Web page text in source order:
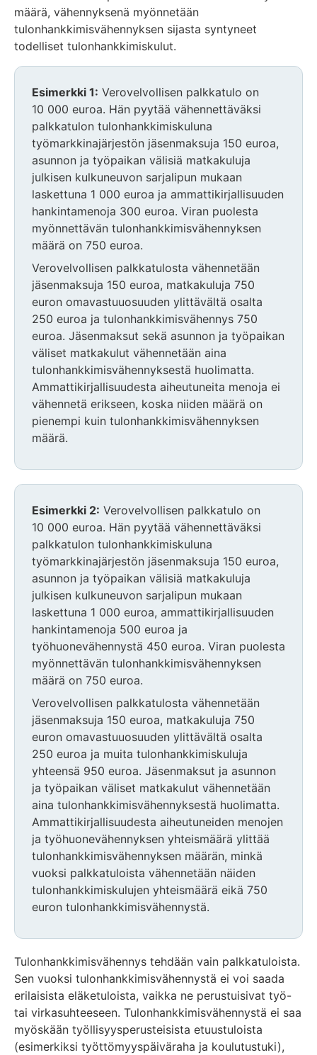
määrä, vähennyksenä myönnetään
tulonhankkimisvähennyksen sijasta syntyneet
todelliset tulonhankkimiskulut.
Esimerkki 1: Verovelvollisen palkkatulo on
10 000 euroa. Hän pyytää vähennettäväksi
palkkatulon tulonhankkimiskuluna
työmarkkinajärjestön jäsenmaksuja 150 euroa,
asunnon ja työpaikan välisiä matkakuluja
julkisen kulkuneuvon sarjalipun mukaan
laskettuna 1 000 euroa ja ammattikirjallisuuden
hankintamenoja 300 euroa. Viran puolesta
myönnettävän tulonhankkimisvähennyksen
määrä on 750 euroa.
Verovelvollisen palkkatulosta vähennetään
jäsenmaksuja 150 euroa, matkakuluja 750
euron omavastuuosuuden ylittävältä osalta
250 euroa ja tulonhankkimisvähennys 750
euroa. Jäsenmaksut sekä asunnon ja työpaikan
väliset matkakulut vähennetään aina
tulonhankkimisvähennyksestä huolimatta.
Ammattikirjallisuudesta aiheutuneita menoja ei
vähennetä erikseen, koska niiden määrä on
pienempi kuin tulonhankkimisvähennyksen
määrä.
Esimerkki 2: Verovelvollisen palkkatulo on
10 000 euroa. Hän pyytää vähennettäväksi
palkkatulon tulonhankkimiskuluna
työmarkkinajärjestön jäsenmaksuja 150 euroa,
asunnon ja työpaikan välisiä matkakuluja
julkisen kulkuneuvon sarjalipun mukaan
laskettuna 1 000 euroa, ammattikirjallisuuden
hankintamenoja 500 euroa ja
työhuonevähennystä 450 euroa. Viran puolesta
myönnettävän tulonhankkimisvähennyksen
määrä on 750 euroa.
Verovelvollisen palkkatulosta vähennetään
jäsenmaksuja 150 euroa, matkakuluja 750
euron omavastuuosuuden ylittävältä osalta
250 euroa ja muita tulonhankkimiskuluja
yhteensä 950 euroa. Jäsenmaksut ja asunnon
ja työpaikan väliset matkakulut vähennetään
aina tulonhankkimisvähennyksestä huolimatta.
Ammattikirjallisuudesta aiheutuneiden menojen
ja työhuonevähennyksen yhteismäärä ylittää
tulonhankkimisvähennyksen määrän, minkä
vuoksi palkkatuloista vähennetään näiden
tulonhankkimiskulujen yhteismäärä eikä 750
euron tulonhankkimisvähennystä.
Tulonhankkimisvähennys tehdään vain palkkatuloista.
Sen vuoksi tulonhankkimisvähennystä ei voi saada
erilaisista eläketuloista, vaikka ne perustuisivat työ-
tai virkasuhteeseen. Tulonhankkimisvähennystä ei saa
myöskään työllisyysperusteisista etuustuloista
(esimerkiksi työttömyyspäiväraha ja koulutustuki),